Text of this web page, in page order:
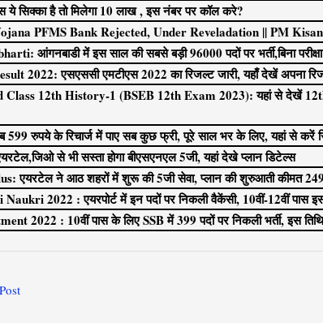
सिक्का है तो मिलेगा 10 लाख , इस नंबर पर कॉल करे?
PFMS Bank Rejected, Under Reveladation || PM
आंगनबाडी में इस साल की सबसे बड़ी 96000 पदों पर भर्ती,बिना
2022: एसएससी एमटीएस 2022 का रिजल्ट जारी, यहाँ देखें अपना
12th History-1 (BSEB 12th Exam 2023): यहां से देखें
रुपये के रिचार्ज में पाए सब कुछ फ्री, पूरे साल भर के लिए, यहां से करें
से भी सस्ता होगा बीएसएनएल 5जी, यहां देखे प्लान डिटेल्स
एयरटेल ने आठ शहरों में शुरू की 5जी सेवा, प्लान की शुरुआती कीमत
2022 : एयरपोर्ट में इन पदों पर निकली वैकेंसी, 10वीं-12वीं पास
2022 : 10वीं पास के लिए SSB में 399 पदों पर निकली भर्ती, इस